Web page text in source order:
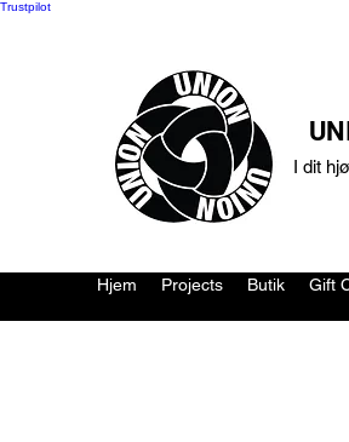
Trustpilot
I dit
Hjem Projects Butik Gift